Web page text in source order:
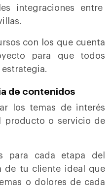
integraciones entre
con los que cuenta
para que todos
estrategia.
de contenidos
los temas de interés
producto o servicio de
para cada etapa del
de tu cliente ideal que
o dolores de cada